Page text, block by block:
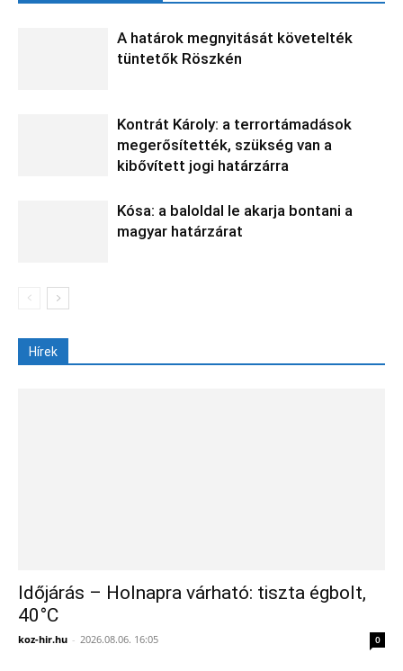
A határok megnyitását követelték
tüntetők Röszkén
Kontrát Károly: a terrortámadások
megerősítették, szükség van a
kibővített jogi határzárra
Kósa: a baloldal le akarja bontani a
magyar határzárat
Hírek
Időjárás – Holnapra várható: tiszta égbolt,
40°C
koz-hir.hu - 2026.08.06. 16:05 0